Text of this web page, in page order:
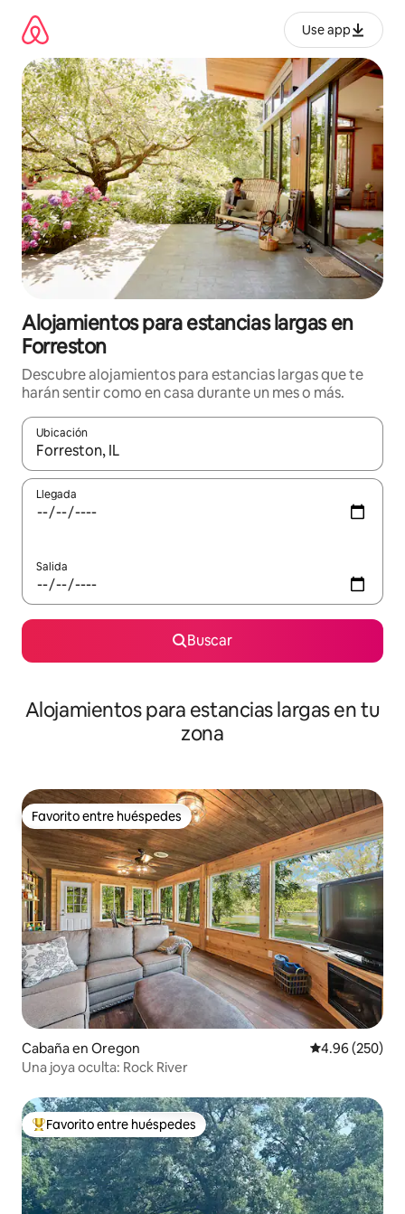
contenido
Use app
Alojamientos para estancias largas en
Forreston
Descubre alojamientos para estancias largas que te
harán sentir como en casa durante un mes o más.
Ubicación
Cuando los resultados estén disponibles, podrás navegar
Llegada
Salida
Buscar
Alojamientos para estancias largas en tu
zona
Favorito entre huéspedes
Favorito entre huéspedes
Cabaña en Oregon Calificación
4.96 (250)
Una joya oculta: Rock River
De los mejores en Favorito entre huéspedes
Favorito entre huéspedes